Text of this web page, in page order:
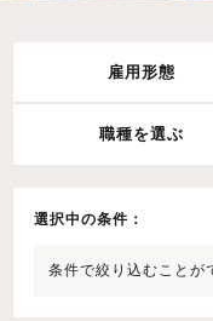
雇用形態
職種を選ぶ
選択中の条件：
条件で絞り込むことが